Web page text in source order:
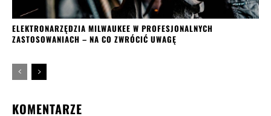
ELEKTRONARZĘDZIA MILWAUKEE W PROFESJONALNYCH
ZASTOSOWANIACH – NA CO ZWRÓCIĆ UWAGĘ
KOMENTARZE